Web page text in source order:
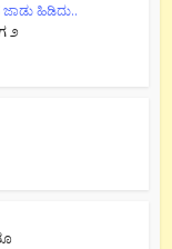
ಹಿಡಿದು..
೨